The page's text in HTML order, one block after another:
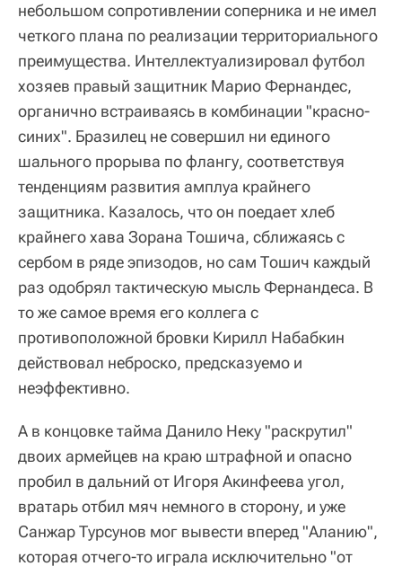
небольшом сопротивлении соперника и не имел
четкого плана по реализации территориального
преимущества. Интеллектуализировал футбол
хозяев правый защитник Марио Фернандес,
органично встраиваясь в комбинации "красно-
синих". Бразилец не совершил ни единого
шального прорыва по флангу, соответствуя
тенденциям развития амплуа крайнего
защитника. Казалось, что он поедает хлеб
крайнего хава Зорана Тошича, сближаясь с
сербом в ряде эпизодов, но сам Тошич каждый
раз одобрял тактическую мысль Фернандеса. В
то же самое время его коллега с
противоположной бровки Кирилл Набабкин
действовал неброско, предсказуемо и
неэффективно.
А в концовке тайма Данило Неку "раскрутил"
двоих армейцев на краю штрафной и опасно
пробил в дальний от Игоря Акинфеева угол,
вратарь отбил мяч немного в сторону, и уже
Санжар Турсунов мог вывести вперед "Аланию",
которая отчего-то играла исключительно "от